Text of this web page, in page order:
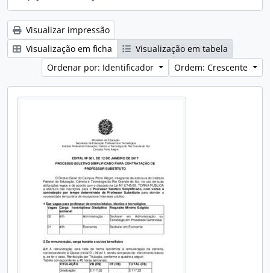
Visualizar impressão
Visualização em ficha
Visualização em tabela
Ordenar por: Identificador
Ordem: Crescente